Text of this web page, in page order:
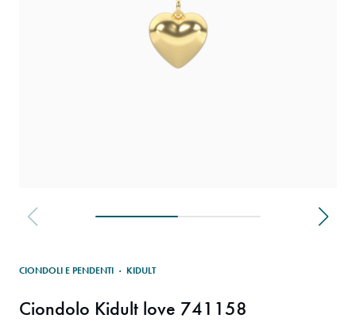
CIONDOLI E PENDENTI · KIDULT
Ciondolo Kidult love 741158